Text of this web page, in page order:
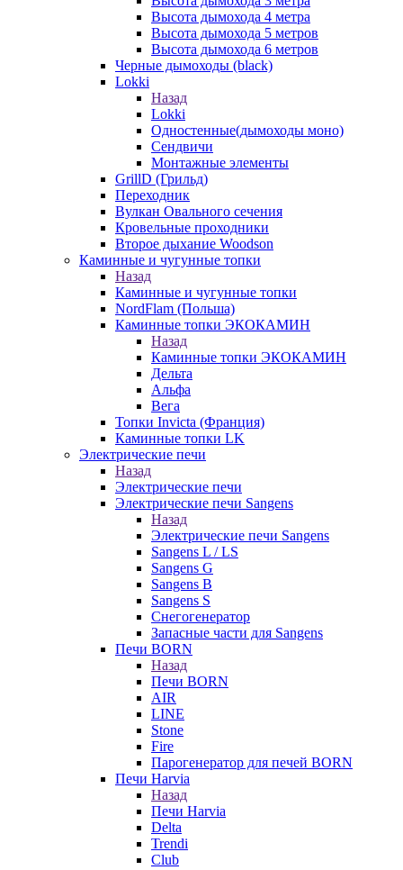
Высота дымохода 4 метра
Высота дымохода 5 метров
Высота дымохода 6 метров
Черные дымоходы (black)
Lokki
Назад
Lokki
Одностенные(дымоходы моно)
Сендвичи
Монтажные элементы
GrillD (Грильд)
Переходник
Вулкан Овального сечения
Кровельные проходники
Второе дыхание Woodson
Каминные и чугунные топки
Назад
Каминные и чугунные топки
NordFlam (Польша)
Каминные топки ЭКОКАМИН
Назад
Каминные топки ЭКОКАМИН
Дельта
Альфа
Вега
Топки Invicta (Франция)
Каминные топки LK
Электрические печи
Назад
Электрические печи
Электрические печи Sangens
Назад
Электрические печи Sangens
Sangens L / LS
Sangens G
Sangens B
Sangens S
Снегогенератор
Запасные части для Sangens
Печи BORN
Назад
Печи BORN
AIR
LINE
Stone
Fire
Парогенератор для печей BORN
Печи Harvia
Назад
Печи Harvia
Delta
Trendi
Club